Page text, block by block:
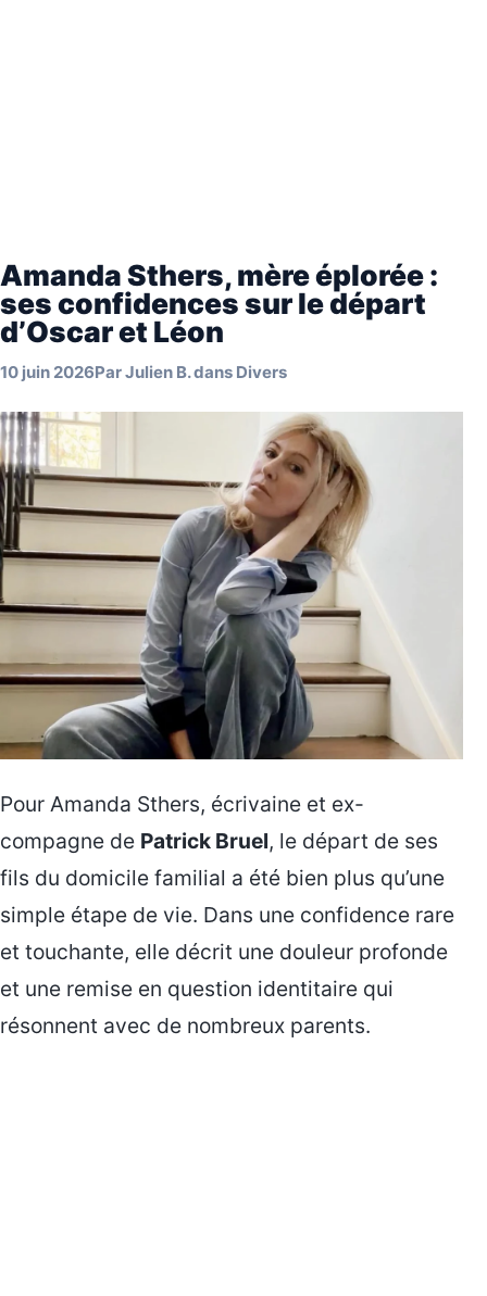
Amanda Sthers, mère éplorée :
ses confidences sur le départ
d’Oscar et Léon
10 juin 2026ParJulien B.dans Divers
Pour Amanda Sthers, écrivaine et ex-
compagne de Patrick Bruel, le départ de ses
fils du domicile familial a été bien plus qu’une
simple étape de vie. Dans une confidence rare
et touchante, elle décrit une douleur profonde
et une remise en question identitaire qui
résonnent avec de nombreux parents.